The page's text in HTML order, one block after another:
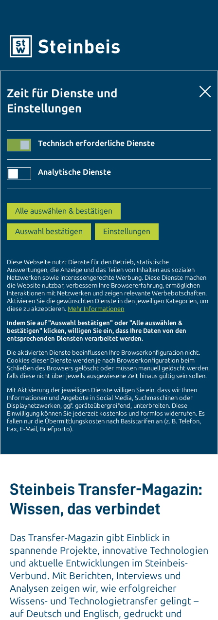
Steinbeis Transfer-Magazin:
Wissen, das verbindet
Das Transfer-Magazin gibt Einblick in
spannende Projekte, innovative Technologien
und aktuelle Entwicklungen im Steinbeis-
Verbund. Mit Berichten, Interviews und
Analysen zeigen wir, wie erfolgreicher
Wissens- und Technologietransfer gelingt –
auf Deutsch und Englisch, gedruckt und